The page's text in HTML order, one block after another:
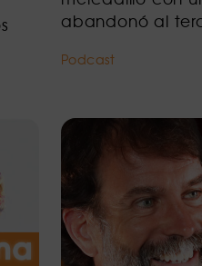
abandonó al
Podcast